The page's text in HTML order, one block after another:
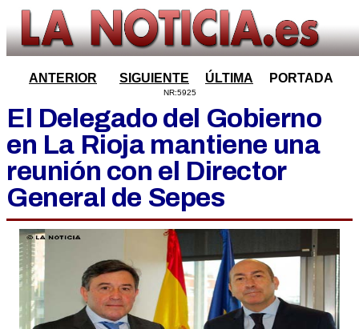
ANTERIOR SIGUIENTE ÚLTIMA PORTADA
NR:5925
El Delegado del Gobierno
en La Rioja mantiene una
reunión con el Director
General de Sepes